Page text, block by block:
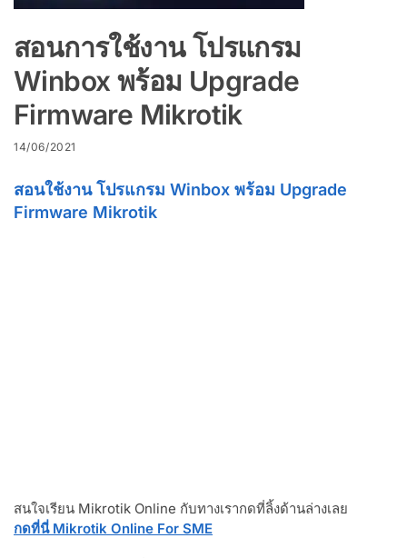
สอนการใช้งาน โปรแกรม
Winbox พร้อม Upgrade
Firmware Mikrotik
14/06/2021
สอนใช้งาน โปรแกรม Winbox พร้อม Upgrade
Firmware Mikrotik
สนใจเรียน Mikrotik Online กับทางเรากดที่ลิ้งด้านล่างเลย
กดที่นี่ Mikrotik Online For SME